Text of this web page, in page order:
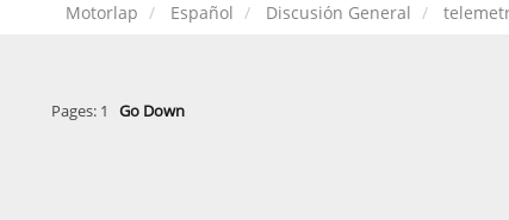
Motorlap Español Discusión General
Pages: 1 Go Down